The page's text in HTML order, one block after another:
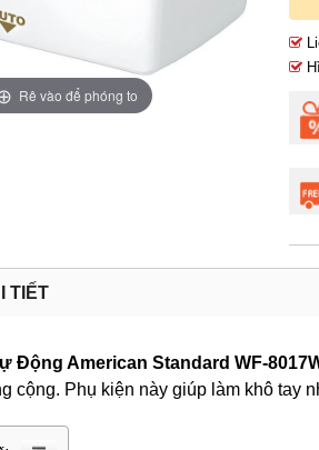
Rê vào để phóng to
TIẾT
Động American Standard WF-
cộng. Phụ kiện này giúp làm khô tay